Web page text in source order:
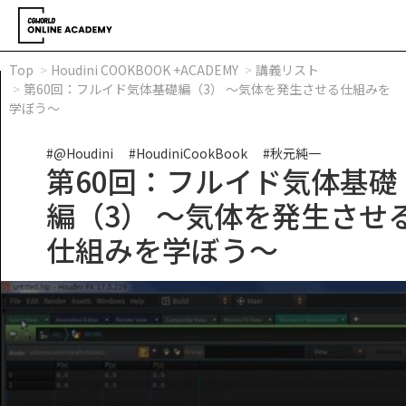
Top Houdini COOKBOOK +ACADEMY
講義リスト
第60回：フルイド気体基礎編（3） ～気体を発生させる仕組みを
学ぼう～
#@Houdini #HoudiniCookBook #秋元純一
第60回：フルイド気体基礎
編（3） ～気体を発生させ
仕組みを学ぼう～